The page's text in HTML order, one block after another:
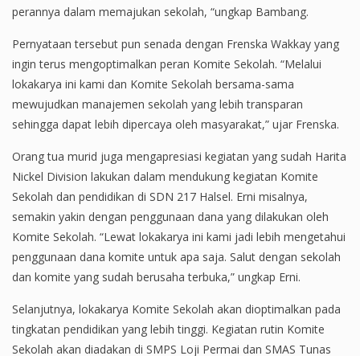
perannya dalam memajukan sekolah, “ungkap Bambang.
Pernyataan tersebut pun senada dengan Frenska Wakkay yang
ingin terus mengoptimalkan peran Komite Sekolah. “Melalui
lokakarya ini kami dan Komite Sekolah bersama-sama
mewujudkan manajemen sekolah yang lebih transparan
sehingga dapat lebih dipercaya oleh masyarakat,” ujar Frenska.
Orang tua murid juga mengapresiasi kegiatan yang sudah Harita
Nickel Division lakukan dalam mendukung kegiatan Komite
Sekolah dan pendidikan di SDN 217 Halsel. Erni misalnya,
semakin yakin dengan penggunaan dana yang dilakukan oleh
Komite Sekolah. “Lewat lokakarya ini kami jadi lebih mengetahui
penggunaan dana komite untuk apa saja. Salut dengan sekolah
dan komite yang sudah berusaha terbuka,” ungkap Erni.
Selanjutnya, lokakarya Komite Sekolah akan dioptimalkan pada
tingkatan pendidikan yang lebih tinggi. Kegiatan rutin Komite
Sekolah akan diadakan di SMPS Loji Permai dan SMAS Tunas